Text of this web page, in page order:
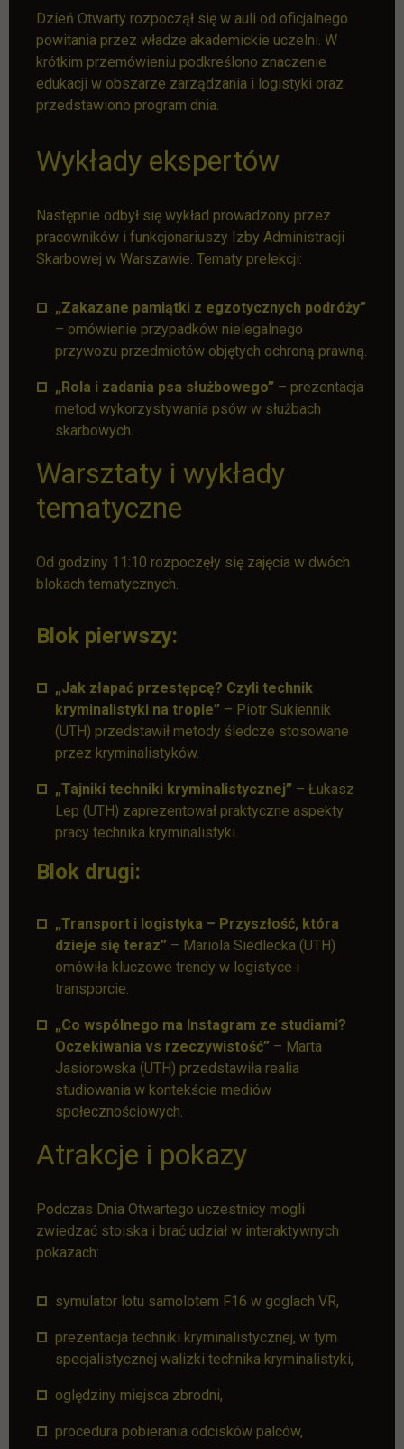
Dzień Otwarty rozpoczął się w auli od oficjalnego
powitania przez władze akademickie uczelni. W
krótkim przemówieniu podkreślono znaczenie
edukacji w obszarze zarządzania i logistyki oraz
przedstawiono program dnia.
Wykłady ekspertów
Następnie odbył się wykład prowadzony przez
pracowników i funkcjonariuszy Izby Administracji
Skarbowej w Warszawie. Tematy prelekcji:
„Zakazane pamiątki z egzotycznych podróży”
– omówienie przypadków nielegalnego
przywozu przedmiotów objętych ochroną prawną.
„Rola i zadania psa służbowego” – prezentacja
metod wykorzystywania psów w służbach
skarbowych.
Warsztaty i wykłady
tematyczne
Od godziny 11:10 rozpoczęły się zajęcia w dwóch
blokach tematycznych.
Blok pierwszy:
„Jak złapać przestępcę? Czyli technik
kryminalistyki na tropie” – Piotr Sukiennik
(UTH) przedstawił metody śledcze stosowane
przez kryminalistyków.
„Tajniki techniki kryminalistycznej” – Łukasz
Lep (UTH) zaprezentował praktyczne aspekty
pracy technika kryminalistyki.
Blok drugi:
„Transport i logistyka – Przyszłość, która
dzieje się teraz” – Mariola Siedlecka (UTH)
omówiła kluczowe trendy w logistyce i
transporcie.
„Co wspólnego ma Instagram ze studiami?
Oczekiwania vs rzeczywistość” – Marta
Jasiorowska (UTH) przedstawiła realia
studiowania w kontekście mediów
społecznościowych.
Atrakcje i pokazy
Podczas Dnia Otwartego uczestnicy mogli
zwiedzać stoiska i brać udział w interaktywnych
pokazach:
symulator lotu samolotem F16 w goglach VR,
prezentacja techniki kryminalistycznej, w tym
specjalistycznej walizki technika kryminalistyki,
oględziny miejsca zbrodni,
procedura pobierania odcisków palców,